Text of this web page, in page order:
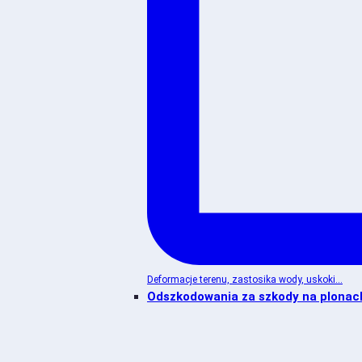
Deformacje terenu, zastosika wody, uskoki...
Odszkodowania za szkody na